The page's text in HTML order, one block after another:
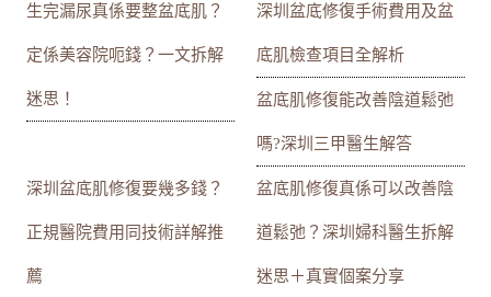
生完漏尿真係要整盆底肌？
定係美容院呃錢？一文拆解
迷思！
深圳盆底修復手術費用及盆
底肌檢查項目全解析
盆底肌修復能改善陰道鬆弛
嗎?深圳三甲醫生解答
深圳盆底肌修復要幾多錢？
正規醫院費用同技術詳解推
薦
盆底肌修復真係可以改善陰
道鬆弛？深圳婦科醫生拆解
迷思＋真實個案分享